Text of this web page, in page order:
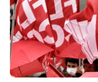
Lavoro
Ambiente
Diritti
Welfare
Italia
Internazionale